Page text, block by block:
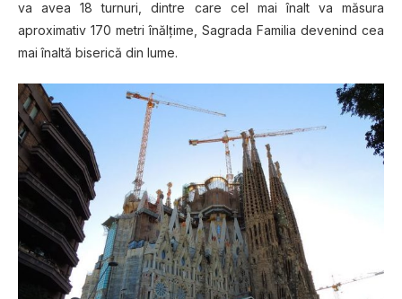
va avea 18 turnuri, dintre care cel mai înalt va măsura
aproximativ 170 metri înălţime, Sagrada Familia devenind cea
mai înaltă biserică din lume.